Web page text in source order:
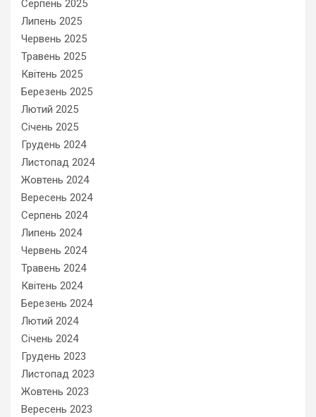
Серпень 2025
Липень 2025
Червень 2025
Травень 2025
Квітень 2025
Березень 2025
Лютий 2025
Січень 2025
Грудень 2024
Листопад 2024
Жовтень 2024
Вересень 2024
Серпень 2024
Липень 2024
Червень 2024
Травень 2024
Квітень 2024
Березень 2024
Лютий 2024
Січень 2024
Грудень 2023
Листопад 2023
Жовтень 2023
Вересень 2023